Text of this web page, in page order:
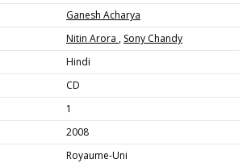
Ganesh Acharya
Nitin Arora , Sony Chandy
Hindi
CD
1
2008
Royaume-Uni